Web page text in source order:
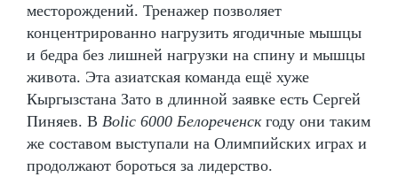
месторождений. Тренажер позволяет
концентрированно нагрузить ягодичные мышцы
и бедра без лишней нагрузки на спину и мышцы
живота. Эта азиатская команда ещё хуже
Кыргызстана Зато в длинной заявке есть Сергей
Пиняев. В Bolic 6000 Белореченскгоду они таким
же составом выступали на Олимпийских играх и
продолжают бороться за лидерство.